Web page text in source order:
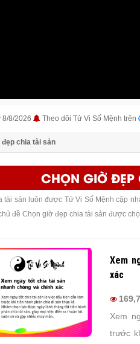
8/8/2026 Theo dõi Tử Vi Số Mệnh trên
chia tài sản
CHỌN GIỜ ĐẸP
tài sản luôn được Tử Vi Số Mệnh cập
đề Chọn giờ đẹp chia tài sản được
Xem
xác
Xem
trước